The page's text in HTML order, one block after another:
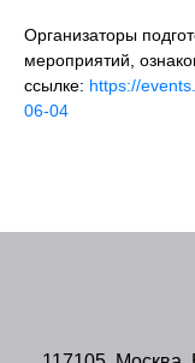
Организаторы
мероприятий,
ссылке: https://
06-04